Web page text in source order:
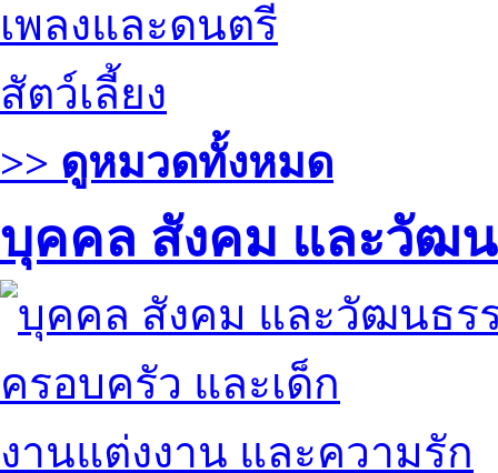
เพลงและดนตรี
สัตว์เลี้ยง
>> ดูหมวดทั้งหมด
บุคคล สังคม และวัฒ
ครอบครัว และเด็ก
งานแต่งงาน และความรัก